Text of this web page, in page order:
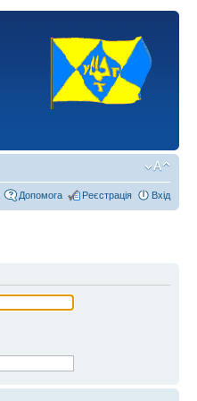
Допомога Реєстрація Вхід